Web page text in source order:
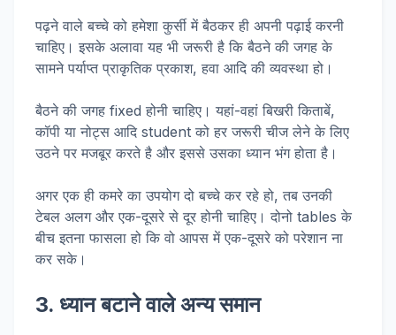
पढ़ने वाले बच्चे को हमेशा कुर्सी में बैठकर ही अपनी पढ़ाई करनी
चाहिए। इसके अलावा यह भी जरूरी है कि बैठने की जगह के
सामने पर्याप्त प्राकृतिक प्रकाश, हवा आदि की व्यवस्था हो।
बैठने की जगह fixed होनी चाहिए। यहां-वहां बिखरी किताबें,
कॉपी या नोट्स आदि student को हर जरूरी चीज लेने के लिए
उठने पर मजबूर करते है और इससे उसका ध्यान भंग होता है।
अगर एक ही कमरे का उपयोग दो बच्चे कर रहे हो, तब उनकी
टेबल अलग और एक-दूसरे से दूर होनी चाहिए। दोनो tables के
बीच इतना फासला हो कि वो आपस में एक-दूसरे को परेशान ना
कर सके।
3. ध्यान बटाने वाले अन्य समान